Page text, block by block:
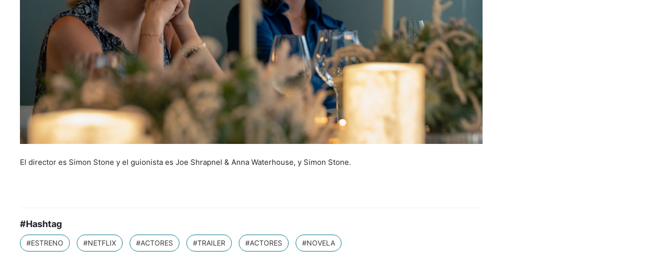
El director es Simon Stone y el guionista es Joe Shrapnel & Anna Waterhouse, y Simon Stone.
#Hashtag
#ESTRENO #NETFLIX #ACTORES #TRAILER #ACTORES #NOVELA